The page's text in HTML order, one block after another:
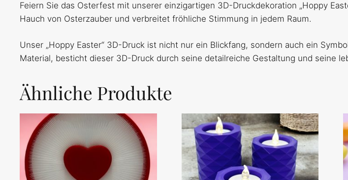
Feiern Sie das Osterfest mit unserer einzigartigen 3D-Druckdekoration „Hoppy
Hauch von Osterzauber und verbreitet fröhliche Stimmung in jedem Raum.
Unser „Hoppy Easter“ 3D-Druck ist nicht nur ein Blickfang, sondern auch ein
Material, besticht dieser 3D-Druck durch seine detailreiche Gestaltung und seine
Ähnliche Produkte